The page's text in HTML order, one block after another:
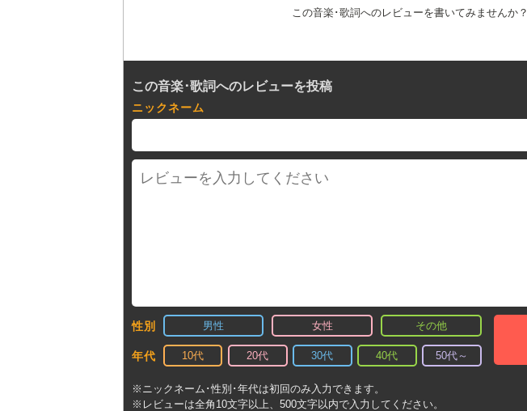
この音楽･歌詞へのレビューを書いてみませんか？
この音楽･歌詞へのレビューを投稿
ニックネーム
性別 男性 女性 その他
年代 10代 20代 30代 40代 50代～
※ニックネーム･性別･年代は初回のみ入力できます。
※レビューは全角10文字以上、500文字以内で入力してください。